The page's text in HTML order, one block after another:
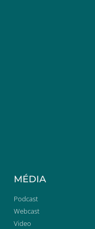
MÉDIA
Podcast
Webcast
Video